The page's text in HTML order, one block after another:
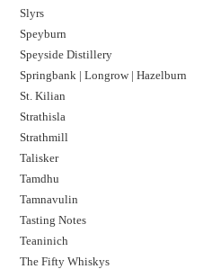
Slyrs
Speyburn
Speyside Distillery
Springbank | Longrow | Hazelburn
St. Kilian
Strathisla
Strathmill
Talisker
Tamdhu
Tamnavulin
Tasting Notes
Teaninich
The Fifty Whiskys